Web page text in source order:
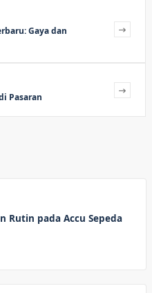
Gaya dan
Pasaran
Rutin pada Accu Sepeda